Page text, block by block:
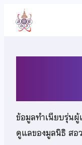
เนื้อหา
ข้อมูลทำเนียบรุ่นผู้
ดูแลของมูลนิธิ สอ